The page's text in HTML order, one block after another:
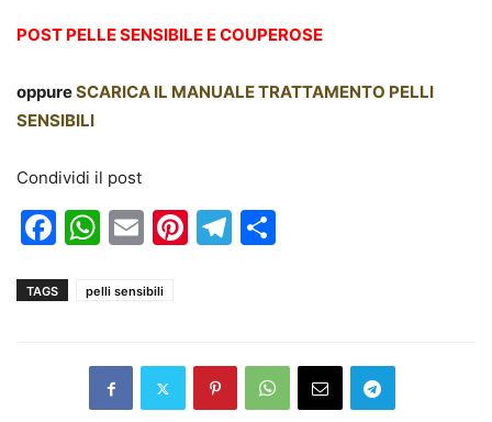
POST PELLE SENSIBILE E COUPEROSE
oppureSCARICA IL MANUALE TRATTAMENTO PELLI
SENSIBILI
Condividi il post
Facebook
WhatsApp
EmailPinterest
Telegram
TAGS pelli sensibili